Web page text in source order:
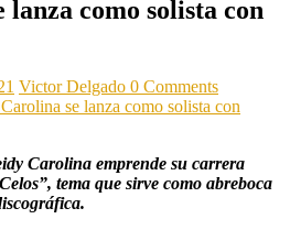
como solista con
Victor Delgado 0 Comments
se lanza como solista con
Carolina emprende su carrera
tema que sirve como abreboca